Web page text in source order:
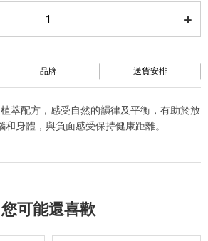
品牌 送貨安排
萃配方，感受自然的韻律及平衡，有助於放
身體，與負面感受保持健康距離。
您可能還喜歡